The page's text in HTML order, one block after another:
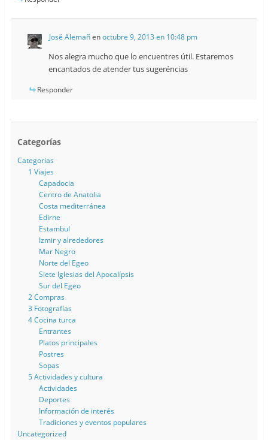
José Alemañenoctubre 9, 2013 en 10:48 pm
Nos alegra mucho que lo encuentres útil. Estaremos
encantados de atender tus sugeréncias
Responder
Categorías
Categorias
1 Viajes
Capadocia
Centro de Anatolia
Costa mediterránea
Edirne
Estambul
Izmir y alrededores
Mar Negro
Norte del Egeo
Siete Iglesias del Apocalípsis
Sur del Egeo
2 Compras
3 Fotografías
4 Cocina turca
Entrantes
Platos principales
Postres
Sopas
5 Actividades y cultura
Actividades
Deportes
Información de interés
Tradiciones y eventos populares
Uncategorized